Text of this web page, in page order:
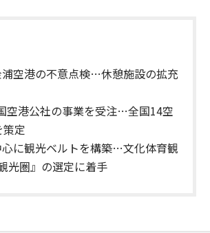
空港の不意点検…休憩施設の拡充
空港公社の事業を受注…全国14空
策定
に観光ベルトを構築…文化体育観
光圏』の選定に着手